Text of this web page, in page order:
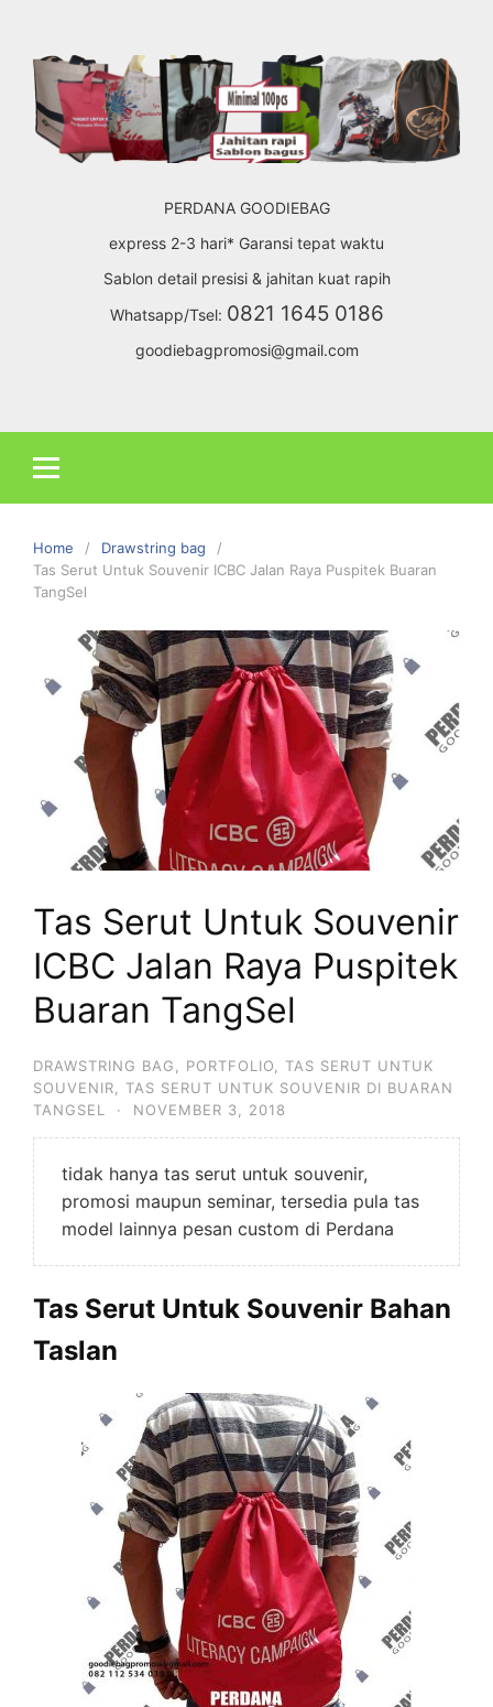
content
PERDANA GOODIEBAG
express 2-3 hari* Garansi tepat waktu
Sablon detail presisi & jahitan kuat rapih
Whatsapp/Tsel: 0821 1645 0186
goodiebagpromosi@gmail.com
Home
Drawstring bag
Tas Serut Untuk Souvenir ICBC Jalan Raya Puspitek Buaran
TangSel
Tas Serut Untuk Souvenir
ICBC Jalan Raya Puspitek
Buaran TangSel
DRAWSTRING BAG PORTFOLIO
TAS SERUT UNTUK
SOUVENIR
TAS SERUT UNTUK SOUVENIR DI BUARAN
TANGSEL
· NOVEMBER 3, 2018
tidak hanya tas serut untuk souvenir,
promosi maupun seminar, tersedia pula tas
model lainnya pesan custom di Perdana
Tas Serut Untuk Souvenir Bahan
Taslan